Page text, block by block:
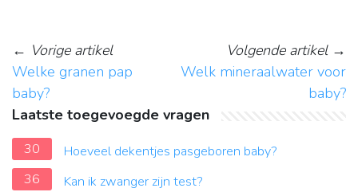
← Vorige artikel
Welke granen pap
baby?
Volgende artikel→
Welk mineraalwater voor
baby?
Laatste toegevoegde vragen
30
Hoeveel dekentjes pasgeboren baby?
36
Kan ik zwanger zijn test?